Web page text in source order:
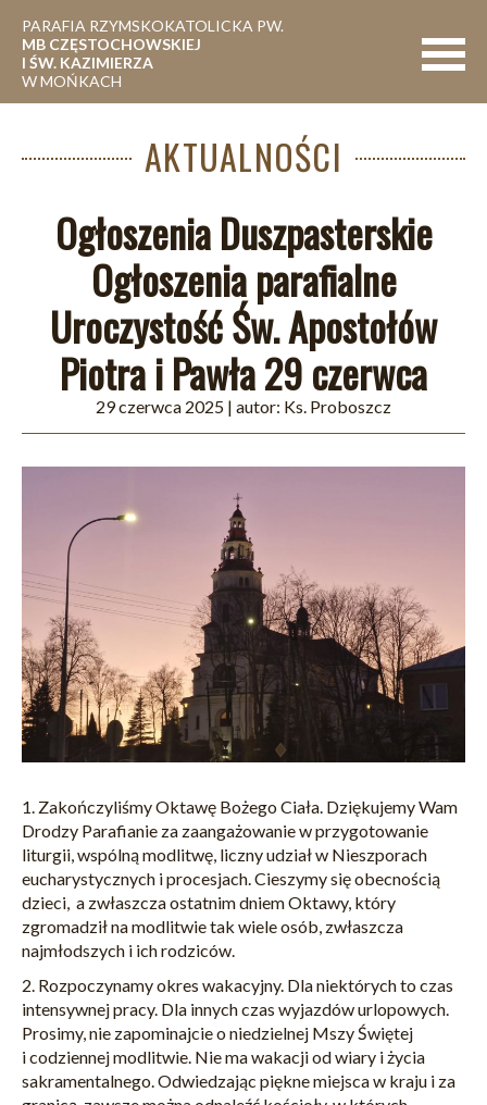
PARAFIA RZYMSKOKATOLICKA PW.
MB CZĘSTOCHOWSKIEJ
I ŚW. KAZIMIERZA
W MOŃKACH
AKTUALNOŚCI
Ogłoszenia Duszpasterskie
Ogłoszenia parafialne
Uroczystość Św. Apostołów
Piotra i Pawła 29 czerwca
29 czerwca 2025 | autor: Ks. Proboszcz
1. Zakończyliśmy Oktawę Bożego Ciała. Dziękujemy Wam
Drodzy Parafianie za zaangażowanie w przygotowanie
liturgii, wspólną modlitwę, liczny udział w Nieszporach
eucharystycznych i procesjach. Cieszymy się obecnością
dzieci, a zwłaszcza ostatnim dniem Oktawy, który
zgromadził na modlitwie tak wiele osób, zwłaszcza
najmłodszych i ich rodziców.
2. Rozpoczynamy okres wakacyjny. Dla niektórych to czas
intensywnej pracy. Dla innych czas wyjazdów urlopowych.
Prosimy, nie zapominajcie o niedzielnej Mszy Świętej
i codziennej modlitwie. Nie ma wakacji od wiary i życia
sakramentalnego. Odwiedzając piękne miejsca w kraju i za